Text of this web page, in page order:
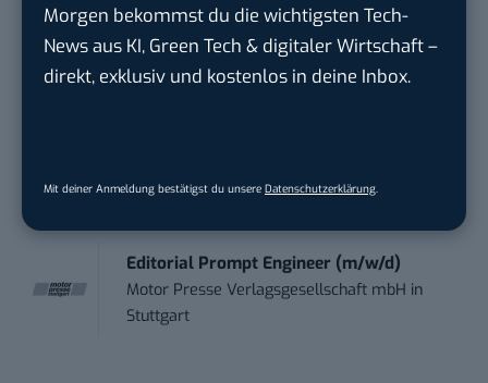
Morgen bekommst du die wichtigsten Tech-
News aus KI, Green Tech & digitaler Wirtschaft –
direkt, exklusiv und kostenlos in deine Inbox.
Mit deiner Anmeldung bestätigst du unsere Datenschutzerklärung.
Marketing Manager Social Media and
Content (m...
Wave In Motion GmbHin Köln, Köln
Open Experience GmbHinKarlsruhe
Editorial Prompt Engineer (m/w/d)
Motor Presse Verlagsgesellschaft mbH in
Stuttgart